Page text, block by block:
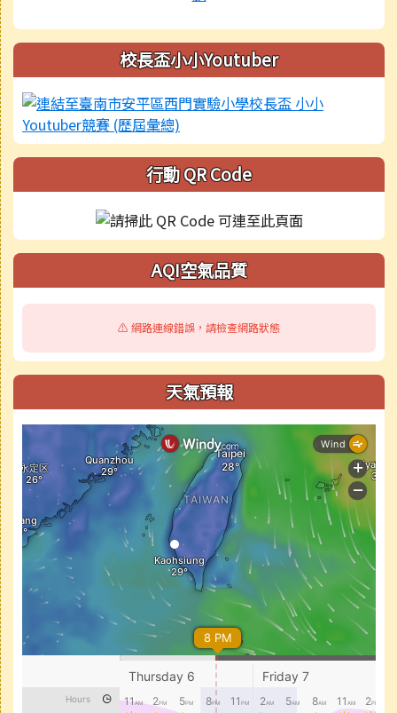
校長盃小小Youtuber
行動 QR Code
AQI空氣品質
⚠️ 網路連線錯誤，請檢查網路狀態
天氣預報